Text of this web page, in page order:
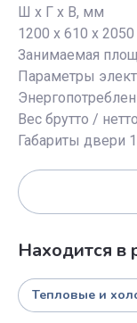
Ш х Г х В, мм
1200 х 610 х 2050
Занимаемая
Параметры
Вес брутто /
Габариты двери
Находится в
Тепловые и